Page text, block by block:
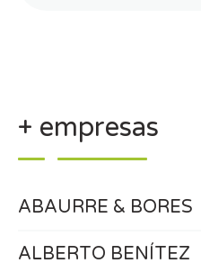
+ empresas
ABAURRE & BORES
ALBERTO BENÍTEZ